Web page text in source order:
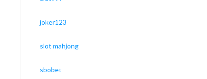
joker123
slot mahjong
sbobet